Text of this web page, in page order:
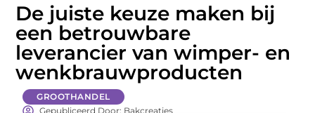
De juiste keuze maken bij
een betrouwbare
leverancier van wimper- en
wenkbrauwproducten
GROOTHANDEL
Gepubliceerd Door: Bakcreaties